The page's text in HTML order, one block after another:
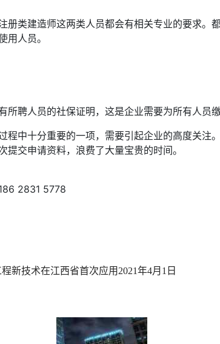
册类建造师这两类人员都会有相关专业的要求
用人员。
所聘人员的社保证明，这是企业需要为所有人员
程中十分重要的一项，需要引起企业的高度关
交申请资料，浪费了大量宝贵的时间。
2831 5778
新技术在江西省首次应用 2021年4月1日